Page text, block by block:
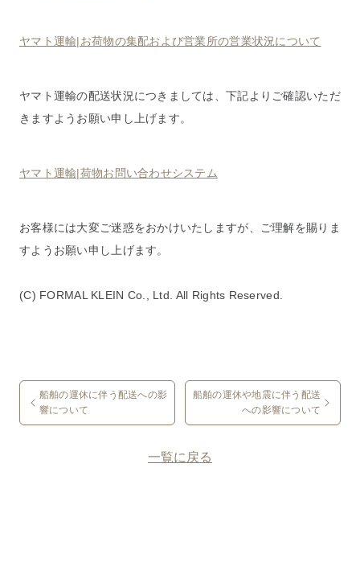
ヤマト運輸|お荷物の集配および営業所の営業状況について
ヤマト運輸の配送状況につきましては、下記よりご確認いただ
きますようお願い申し上げます。
ヤマト運輸|荷物お問い合わせシステム
お客様には大変ご迷惑をおかけいたしますが、ご理解を賜りま
すようお願い申し上げます。
(C) FORMAL KLEIN Co., Ltd. All Rights Reserved.
船舶の運休に伴う配送への影
響について
一覧に戻る
船舶の運休や地震に伴う配送
への影響について